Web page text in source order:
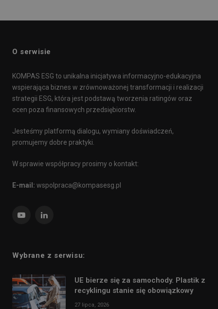
O serwisie
KOMPAS ESG to unikalna inicjatywa informacyjno-edukacyjna
wspierająca biznes w zrównoważonej transformacji i realizacji
strategii ESG, która jest podstawą tworzenia ratingów oraz
ocen poza finansowych przedsiębiorstw.
Jesteśmy platformą dialogu, wymiany doświadczeń,
promujemy dobre praktyki.
W sprawie współpracy prosimy o kontakt:
E-mail: wspolpraca@kompasesg.pl
YouTubeLinkedIn
Wybrane z serwisu:
UE bierze się za samochody. Plastik z
recyklingu stanie się obowiązkowy
27 lipca, 2026